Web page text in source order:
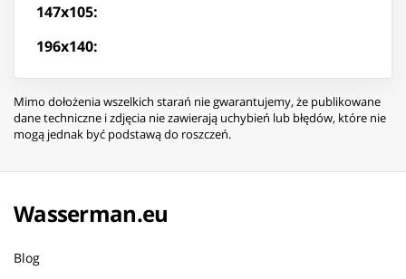
147x105:
196x140:
Mimo dołożenia wszelkich starań nie gwarantujemy, że publikowane
dane techniczne i zdjęcia nie zawierają uchybień lub błędów, które nie
mogą jednak być podstawą do roszczeń.
Wasserman.eu
Blog